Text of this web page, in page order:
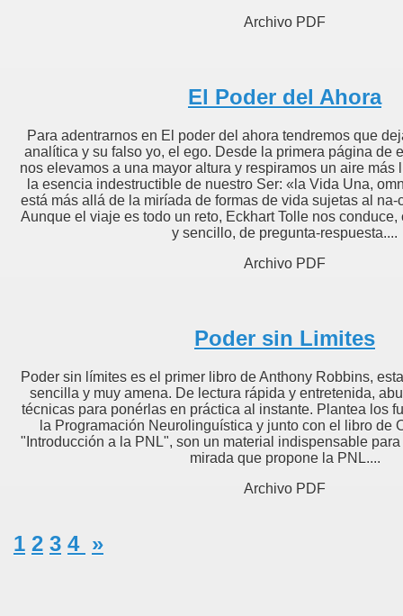
Archivo PDF
El Poder del Ahora
Para adentrarnos en El poder del ahora tendremos que
analítica y su falso yo, el ego. Desde la primera página de
nos elevamos a una mayor altura y respiramos un aire más
la esencia indestructible de nuestro Ser: «la Vida Una,
está más allá de la miríada de formas de vida sujetas al
Aunque el viaje es todo un reto, Eckhart Tolle nos
y sencillo, de pregunta-respuesta....
Archivo PDF
Poder sin Limites
Poder sin límites es el primer libro de Anthony Robbins,
sencilla y muy amena. De lectura rápida y entretenida,
técnicas para ponérlas en práctica al instante. Plantea los
la Programación Neurolinguística y junto con el libro de
"Introducción a la PNL", son un material indispensable
mirada que propone la PNL....
Archivo PDF
1 2 3 4 »